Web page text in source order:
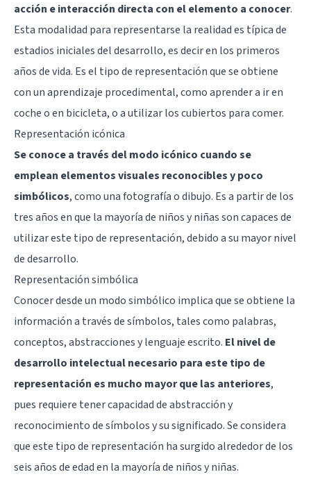
acción e interacción directa con el elemento a conocer.
Esta modalidad para representarse la realidad es típica de
estadios iniciales del desarrollo, es decir en los primeros
años de vida. Es el tipo de representación que se obtiene
con un aprendizaje procedimental, como aprender a ir en
coche o en bicicleta, o a utilizar los cubiertos para comer.
Representación icónica
Se conoce a través del modo icónico cuando se
emplean elementos visuales reconocibles y poco
simbólicos, como una fotografía o dibujo. Es a partir de los
tres años en que la mayoría de niños y niñas son capaces de
utilizar este tipo de representación, debido a su mayor nivel
de desarrollo.
Representación simbólica
Conocer desde un modo simbólico implica que se obtiene la
información a través de símbolos, tales como palabras,
conceptos, abstracciones y lenguaje escrito. El nivel de
desarrollo intelectual necesario para este tipo de
representación es mucho mayor que las anteriores,
pues requiere tener capacidad de abstracción y
reconocimiento de símbolos y su significado. Se considera
que este tipo de representación ha surgido alrededor de los
seis años de edad en la mayoría de niños y niñas.